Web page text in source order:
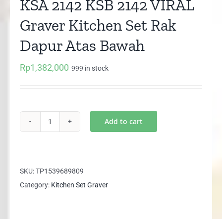
KSA 2142 KSB 2142 VIRAL
Graver Kitchen Set Rak
Dapur Atas Bawah
Rp1,382,000 999 in stock
2142
VIRAL
Add to cart
SKU:TP1539689809
Category: Kitchen Set Graver